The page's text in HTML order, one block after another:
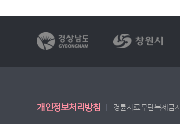
개인정보처리방침 경륜자료무단복제금지